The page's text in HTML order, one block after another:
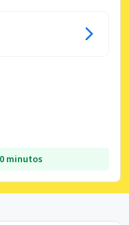
minutos